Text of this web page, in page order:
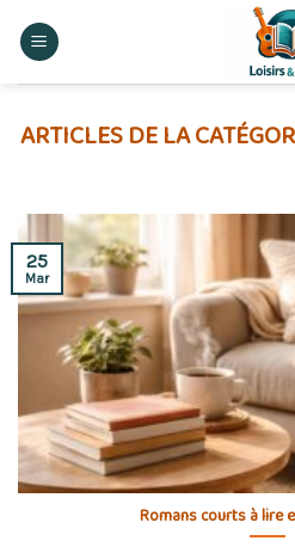
Romans courts à lire
25
Mar